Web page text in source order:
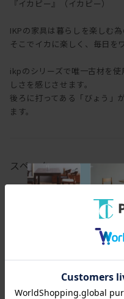
『イカピー』（イカピー）
IKPの家具は暮らしを楽しむ為
そこでイカに楽しく、毎日を
ikpのシリーズで唯一古材を
しさを感じさせます。
後ろに打ってある「びょう」
ます。
スペック
38cm
45cm
[座面高さ(SH)]
[フレーム]
ブナ材 オ